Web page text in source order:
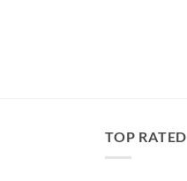
TOP RATED